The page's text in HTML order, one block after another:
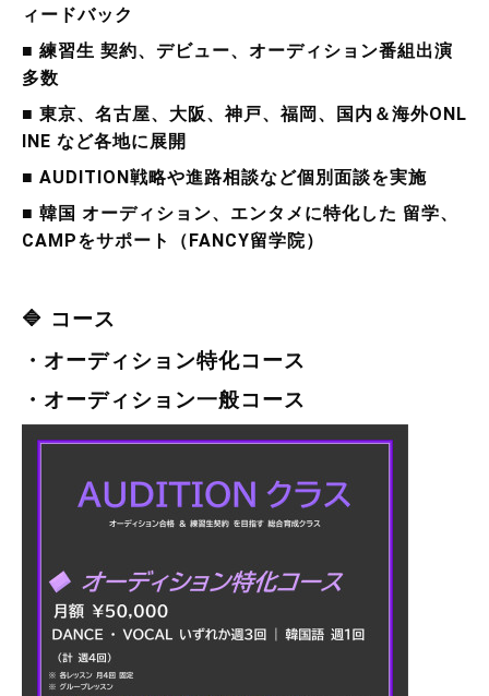
ィードバック
■ 練習生 契約、デビュー、オーディション番組出演
多数
■ 東京、名古屋、大阪、神戸、福岡、国内＆海外ONL
INE など各地に展開
■ AUDITION戦略や進路相談など個別面談を実施
■ 韓国 オーディション、エンタメに特化した 留学、
CAMPをサポート（FANCY留学院）
🔷 コース
・オーディション特化コース
・オーディション一般コース